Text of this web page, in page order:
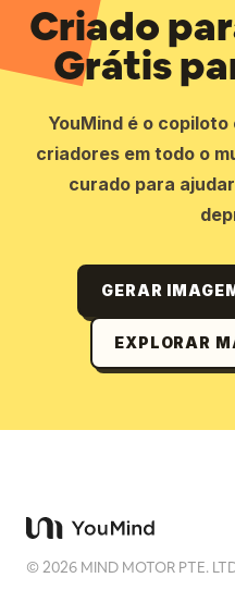
Criado
Grátis
YouMind é o
criadores em todo o
curado para
GERAR
EXPLORAR
©2026 MIND MOTOR PTE.